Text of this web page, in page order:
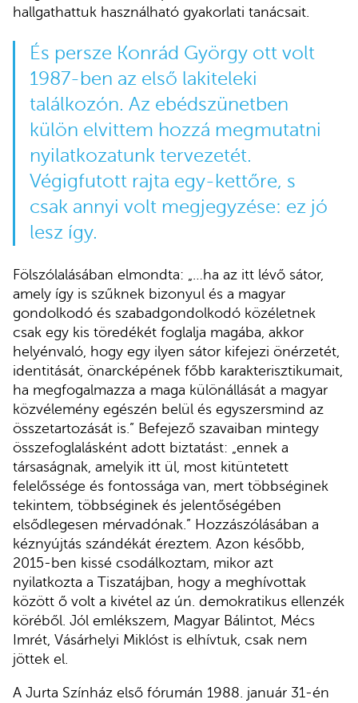
hallgathattuk használható gyakorlati tanácsait.
És persze Konrád György ott volt
1987-ben az első lakiteleki
találkozón. Az ebédszünetben
külön elvittem hozzá megmutatni
nyilatkozatunk tervezetét.
Végigfutott rajta egy-kettőre, s
csak annyi volt megjegyzése: ez jó
lesz így.
Fölszólalásában elmondta: „…ha az itt lévő sátor,
amely így is szűknek bizonyul és a magyar
gondolkodó és szabadgondolkodó közéletnek
csak egy kis töredékét foglalja magába, akkor
helyénvaló, hogy egy ilyen sátor kifejezi önérzetét,
identitását, önarcképének főbb karakterisztikumait,
ha megfogalmazza a maga különállását a magyar
közvélemény egészén belül és egyszersmind az
összetartozását is.” Befejező szavaiban mintegy
összefoglalásként adott biztatást: „ennek a
társaságnak, amelyik itt ül, most kitüntetett
felelőssége és fontossága van, mert többséginek
tekintem, többséginek és jelentőségében
elsődlegesen mérvadónak.” Hozzászólásában a
kéznyújtás szándékát éreztem. Azon később,
2015-ben kissé csodálkoztam, mikor azt
nyilatkozta a Tiszatájban, hogy a meghívottak
között ő volt a kivétel az ún. demokratikus ellenzék
köréből. Jól emlékszem, Magyar Bálintot, Mécs
Imrét, Vásárhelyi Miklóst is elhívtuk, csak nem
jöttek el.
A Jurta Színház első fórumán 1988. január 31-én